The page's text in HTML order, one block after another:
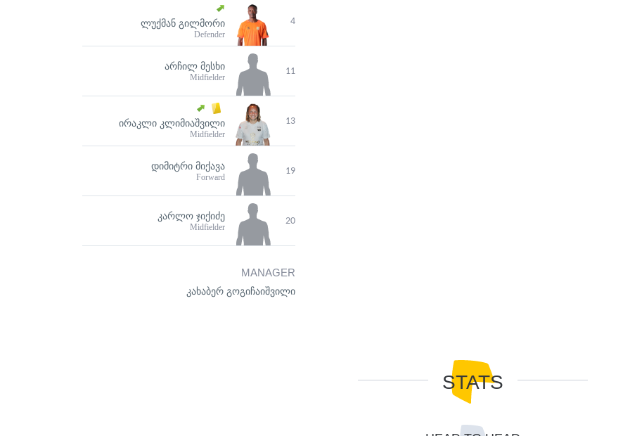
4
ᲚᲣᲥᲛᲐᲜ ᲒᲘᲚᲛᲝᲠᲘ
Defender
11
ᲐᲠᲩᲘᲚ ᲛᲔᲡᲮᲘ
Midfielder
13
ᲘᲠᲐᲙᲚᲘ ᲙᲚᲘᲛᲘᲐᲨᲕᲘᲚᲘ
Midfielder
19
ᲓᲘᲛᲘᲢᲠᲘ ᲛᲘᲥᲐᲕᲐ
Forward
20
ᲙᲐᲠᲚᲝ ᲯᲘᲥᲘᲫᲔ
Midfielder
MANAGER
კახაბერ გოგიჩაიშვილი
STATS